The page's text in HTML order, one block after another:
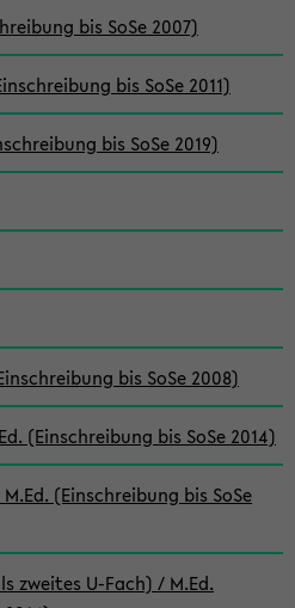
bis SoSe 2007)
bis SoSe 2011)
bis SoSe 2019)
bis SoSe 2008)
(Einschreibung bis SoSe 2014)
(Einschreibung bis SoSe
zweites U-Fach) / M.Ed.